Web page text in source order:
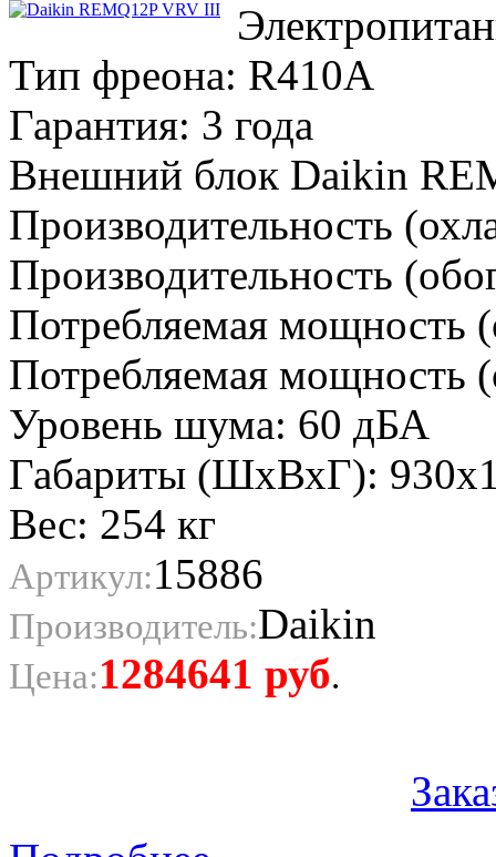
Тип фреона: R410A
Гарантия: 3 года
Внешний блок Daikin
Производительность
Производительность
Потребляемая мощность
Потребляемая мощность
Уровень шума: 60 дБА
Габариты (ШхВхГ):
Вес: 254 кг
Артикул:15886
Производитель:Daikin
Цена:1284641 руб.